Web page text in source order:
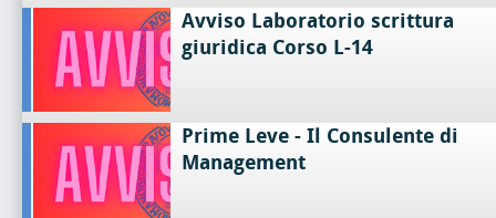
Avviso Laboratorio scrittura
giuridica Corso L-14
Prime Leve - Il Consulente di
Management